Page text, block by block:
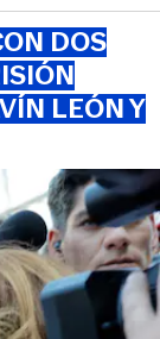
DOS
LEÓN Y